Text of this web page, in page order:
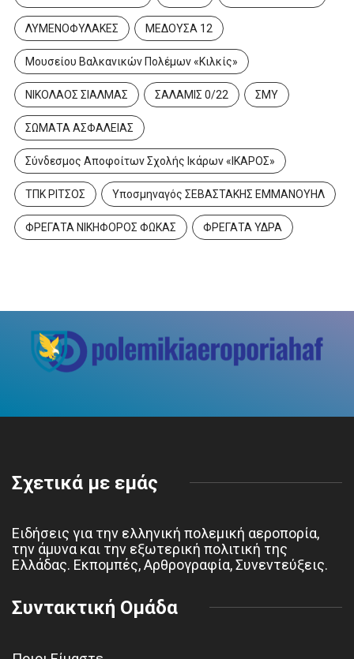
ΛΥΜΕΝΟΦΥΛΑΚΕΣ ΜΕΔΟΥΣΑ 12
Μουσείου Βαλκανικών Πολέμων «Κιλκίς»
ΝΙΚΟΛΑΟΣ ΣΙΑΛΜΑΣ ΣΑΛΑΜΙΣ 0/22 ΣΜΥ
ΣΩΜΑΤΑ ΑΣΦΑΛΕΙΑΣ
Σύνδεσμος Αποφοίτων Σχολής Ικάρων «ΙΚΑΡΟΣ»
ΤΠΚ ΡΙΤΣΟΣ Υποσμηναγός ΣΕΒΑΣΤΑΚΗΣ ΕΜΜΑΝΟΥΗΛ
ΦΡΕΓΑΤΑ ΝΙΚΗΦΟΡΟΣ ΦΩΚΑΣ ΦΡΕΓΑΤΑ ΥΔΡΑ
Σχετικά με εμάς
Ειδήσεις για την ελληνική πολεμική αεροπορία,
την άμυνα και την εξωτερική πολιτική της
Ελλάδας. Εκπομπές, Αρθρογραφία, Συνεντεύξεις.
Συντακτική Ομάδα